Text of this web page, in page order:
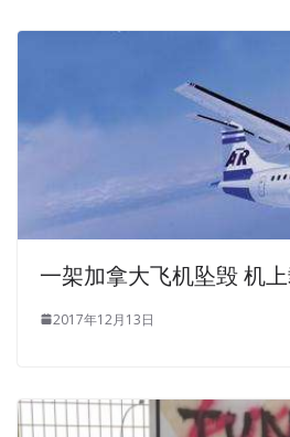
一架加拿大飞机坠毁 机
2017年12月13日